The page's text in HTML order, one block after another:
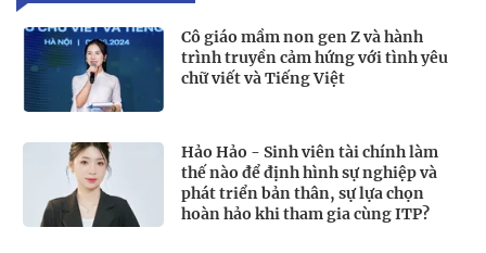
Cô giáo mầm non gen Z và hành
trình truyền cảm hứng với tình yêu
chữ viết và Tiếng Việt
Hảo Hảo - Sinh viên tài chính làm
thế nào để định hình sự nghiệp và
phát triển bản thân, sự lựa chọn
hoàn hảo khi tham gia cùng ITP?